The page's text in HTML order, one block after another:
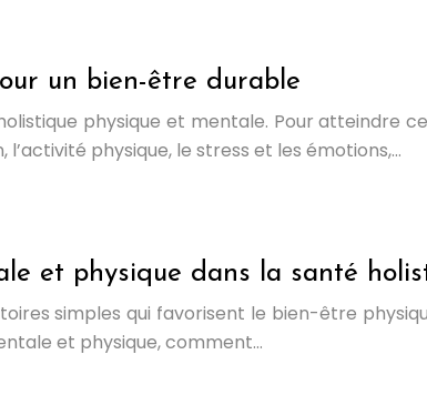
un bien-être durable
physique et mentale. Pour atteindre
physique, le stress et les émotions,…
et physique dans la santé
simples qui favorisent le bien-être
et physique, comment…